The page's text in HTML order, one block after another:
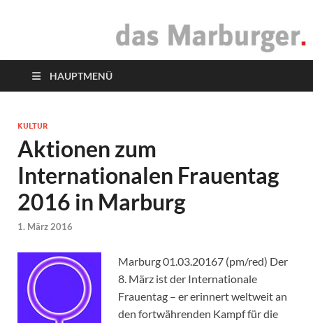
das Marburger.
HAUPTMENÜ
KULTUR
Aktionen zum
Internationalen Frauentag
2016 in Marburg
1. März 2016
Marburg 01.03.20167 (pm/red) Der
8. März ist der Internationale
Frauentag – er erinnert weltweit an
den fortwährenden Kampf für die